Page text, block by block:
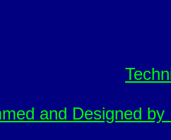
and Designed